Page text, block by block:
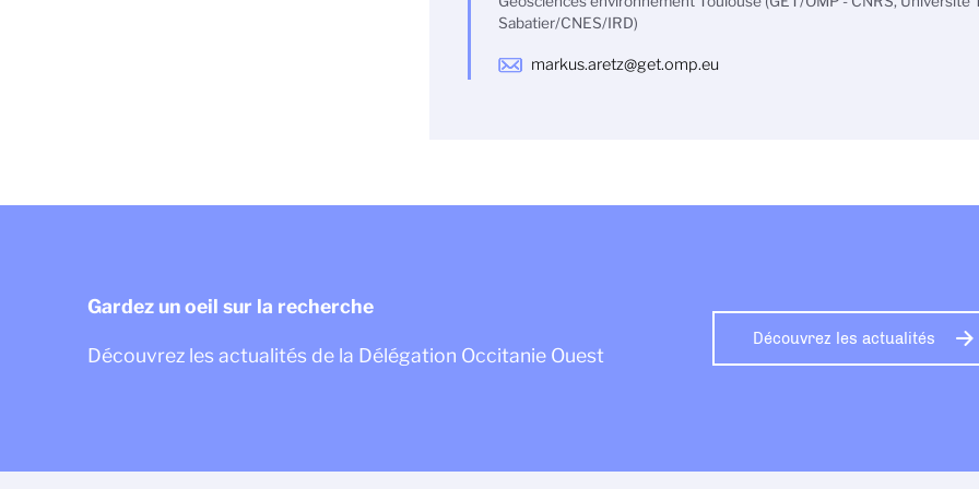
Sabatier/CNES/IRD)
markus.aretz@get.omp.eu
Gardez un oeil sur la recherche
Découvrez les actualités de la Délégation Occitanie Ouest
Découvrez les actualités